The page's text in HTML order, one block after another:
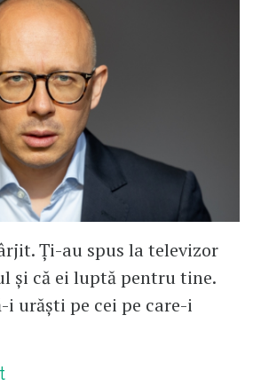
Ți-au spus la televizor
și că ei luptă pentru tine.
i urăști pe cei pe care-i